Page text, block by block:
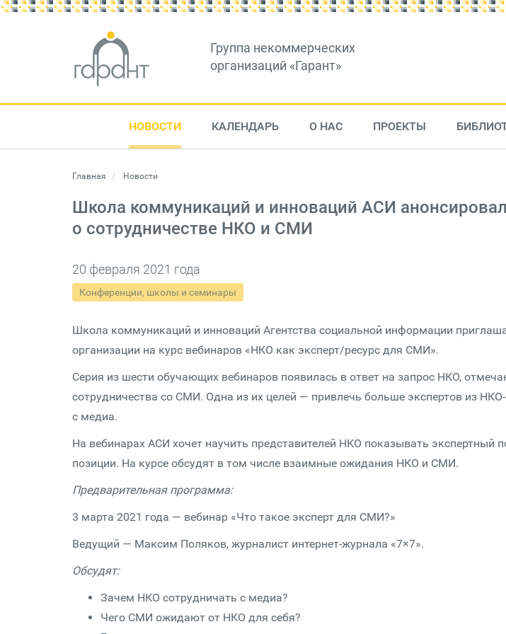
Группа некоммерческих
организаций «Гарант»
НОВОСТИ КАЛЕНДАРЬ О НАС ПРОЕКТЫ
Главная Новости
Школа коммуникаций и инноваций АСИ
о сотрудничестве НКО и СМИ
20 февраля 2021 года
Конференции, школы и семинары
Школа коммуникаций и инноваций Агентства социальной информации
организации на курс вебинаров «НКО как эксперт/ресурс для СМИ».
Серия из шести обучающих вебинаров появилась в ответ на запрос НКО,
сотрудничества со СМИ. Одна из их целей — привлечь больше экспертов из
с медиа.
На вебинарах АСИ хочет научить представителей НКО показывать экспертный
позиции. На курсе обсудят в том числе взаимные ожидания НКО и СМИ.
Предварительная программа:
3 марта 2021 года — вебинар «Что такое эксперт для СМИ?»
Ведущий — Максим Поляков, журналист интернет-журнала «7×7».
Обсудят:
Зачем НКО сотрудничать с медиа?
Чего СМИ ожидают от НКО для себя?